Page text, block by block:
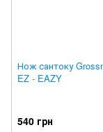
Нож сантоку
EZ - EAZY
540 грн